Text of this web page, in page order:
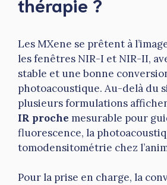
Les MXene se prêtent à
les fenêtres NIR-I et NIR-II,
stable et une bonne
photoacoustique. Au-delà du
plusieurs formulations
IR proche mesurable pour
fluorescence, la
tomodensitométrie chez
Pour la prise en charge, la